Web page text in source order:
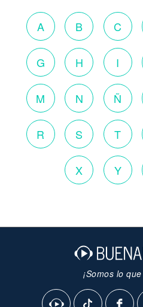
A B C
G H I
M N Ñ
R S T
X Y
¡Somos lo